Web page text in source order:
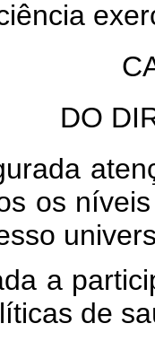
DO
os
a
de